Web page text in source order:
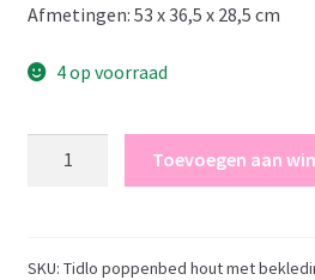
Afmetingen: 53 x 36,5 x 28,5 cm
4 op voorraad
-
Toevoegen aan
SKU: Tidlo poppenbed hout met